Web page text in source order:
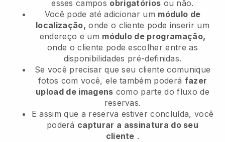
esses campos obrigatórios ou não.
Você pode até adicionar um módulo de
localização, onde o cliente pode inserir um
endereço e um módulo de programação,
onde o cliente pode escolher entre as
disponibilidades pré-definidas.
Se você precisar que seu cliente comunique
fotos com você, ele também poderá fazer
upload de imagens como parte do fluxo de
reservas.
E assim que a reserva estiver concluída, você
poderá capturar a assinatura do seu
cliente .